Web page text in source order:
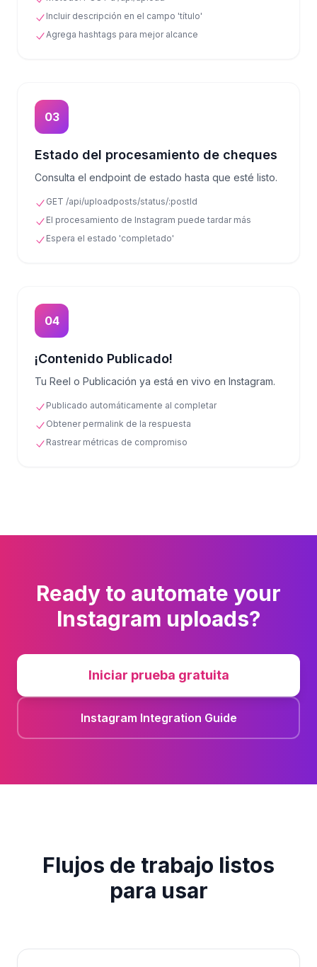
Incluir descripción en el campo 'título'
Agrega hashtags para mejor alcance
03
Estado del procesamiento de cheques
Consulta el endpoint de estado hasta que esté listo.
GET /api/uploadposts/status/:postId
El procesamiento de Instagram puede tardar más
Espera el estado 'completado'
04
¡Contenido Publicado!
Tu Reel o Publicación ya está en vivo en Instagram.
Publicado automáticamente al completar
Obtener permalink de la respuesta
Rastrear métricas de compromiso
Ready to automate your
Instagram uploads?
Iniciar prueba gratuita
Instagram Integration Guide
Flujos de trabajo listos
para usar